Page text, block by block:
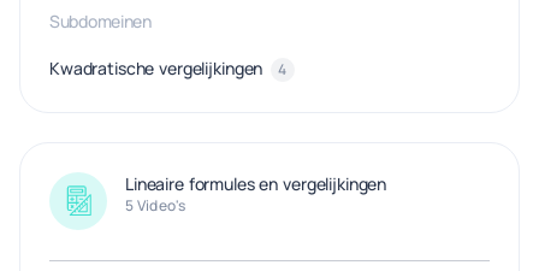
Subdomeinen
Kwadratische vergelijkingen 4
Lineaire formules en vergelijkingen
5 Video's